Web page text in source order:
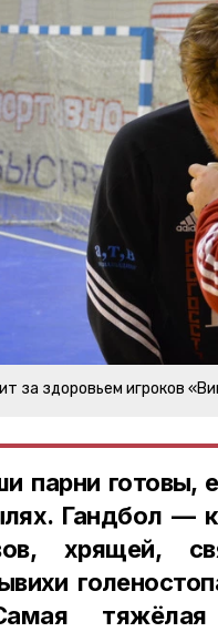
за здоровьем игроков
парни готовы,
Гандбол —
хрящей,